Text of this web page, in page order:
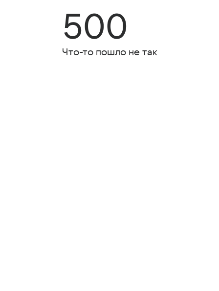
500
Что-то пошло не так